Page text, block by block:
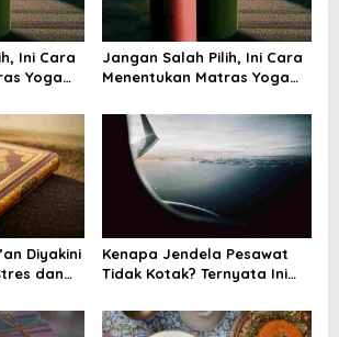
Ini Cara
Yoga
Jangan Salah Pilih, Ini Cara
Menentukan Matras Yoga
Diyakini
dan
Kenapa Jendela Pesawat
Tidak Kotak? Ternyata Ini